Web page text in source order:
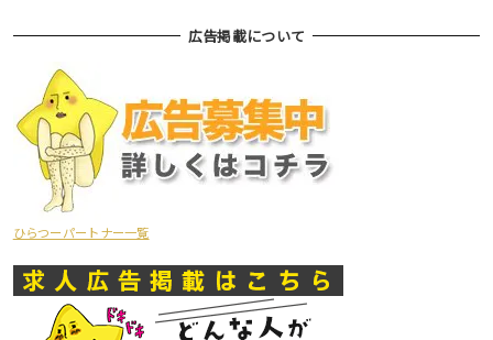
広告掲載について
ひらつーパートナー一覧